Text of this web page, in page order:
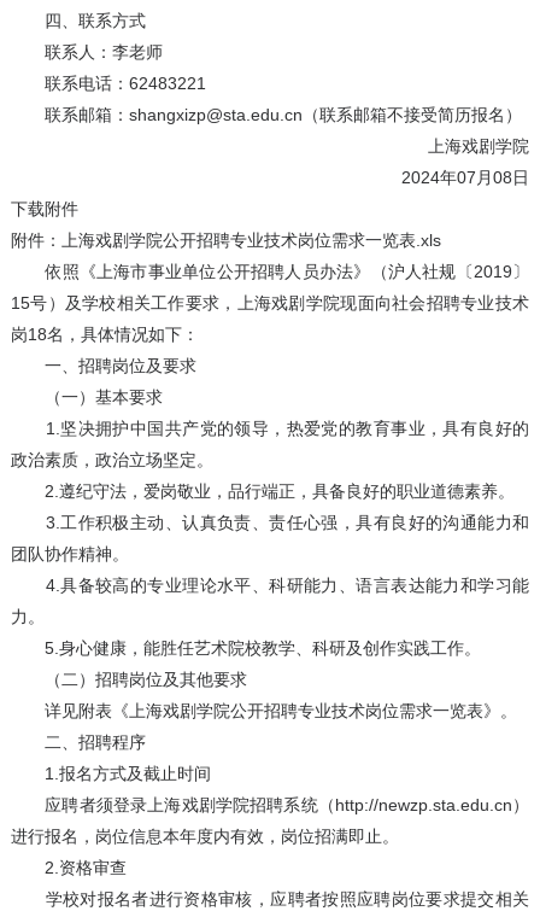
四、联系方式
联系人：李老师
联系电话：62483221
联系邮箱：shangxizp@sta.edu.cn（联系邮箱不接受简历报名）
上海戏剧学院
2024年07月08日
下载附件
附件：上海戏剧学院公开招聘专业技术岗位需求一览表.xls
依照《上海市事业单位公开招聘人员办法》（沪人社规〔2019〕
15号）及学校相关工作要求，上海戏剧学院现面向社会招聘专业技术
岗18名，具体情况如下：
一、招聘岗位及要求
（一）基本要求
1.坚决拥护中国共产党的领导，热爱党的教育事业，具有良好的
政治素质，政治立场坚定。
2.遵纪守法，爱岗敬业，品行端正，具备良好的职业道德素养。
3.工作积极主动、认真负责、责任心强，具有良好的沟通能力和
团队协作精神。
4.具备较高的专业理论水平、科研能力、语言表达能力和学习能
力。
5.身心健康，能胜任艺术院校教学、科研及创作实践工作。
（二）招聘岗位及其他要求
详见附表《上海戏剧学院公开招聘专业技术岗位需求一览表》。
二、招聘程序
1.报名方式及截止时间
应聘者须登录上海戏剧学院招聘系统（http://newzp.sta.edu.cn）
进行报名，岗位信息本年度内有效，岗位招满即止。
2.资格审查
学校对报名者进行资格审核，应聘者按照应聘岗位要求提交相关